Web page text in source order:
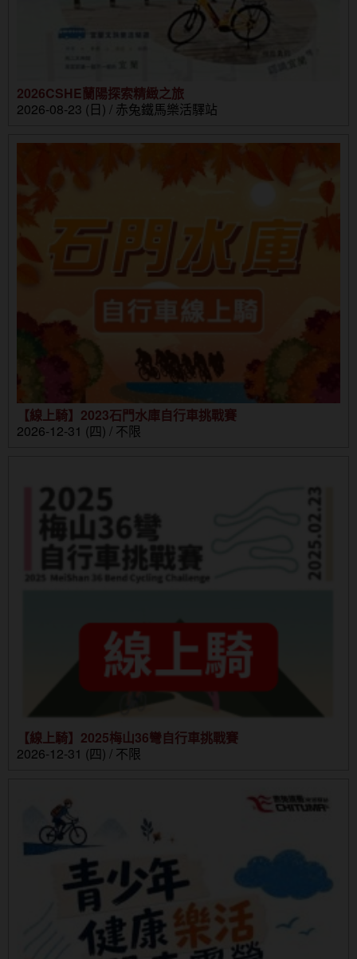
2026CSHE蘭陽探索精緻之旅
2026-08-23 (日) / 赤兔鐵馬樂活驛站
【線上騎】2023石門水庫自行車挑戰賽
2026-12-31 (四) / 不限
【線上騎】2025梅山36彎自行車挑戰賽
2026-12-31 (四) / 不限